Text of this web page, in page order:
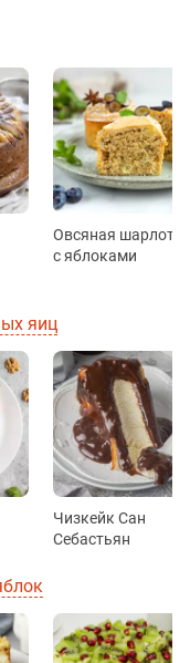
Овсяная
с яблоками
яиц
Чизкейк Сан
Себастьян